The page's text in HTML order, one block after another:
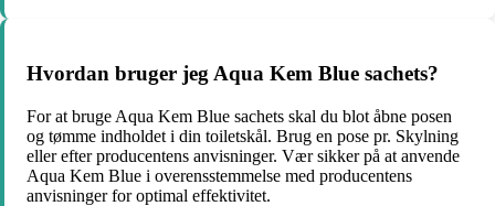
Hvordan bruger jeg Aqua Kem Blue sachets?
For at bruge Aqua Kem Blue sachets skal du blot åbne posen
og tømme indholdet i din toiletskål. Brug en pose pr. Skylning
eller efter producentens anvisninger. Vær sikker på at anvende
Aqua Kem Blue i overensstemmelse med producentens
anvisninger for optimal effektivitet.